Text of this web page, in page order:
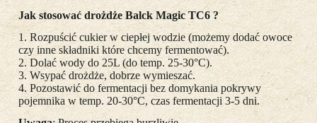
Jak stosować drożdże Balck Magic TC6 ?
1. Rozpuścić cukier w ciepłej wodzie (możemy dodać owoce
czy inne składniki które chcemy fermentować).
2. Dolać wody do 25L (do temp. 25-30°C).
3. Wsypać drożdże, dobrze wymieszać.
4. Pozostawić do fermentacji bez domykania pokrywy
pojemnika w temp. 20-30°C, czas fermentacji 3-5 dni.